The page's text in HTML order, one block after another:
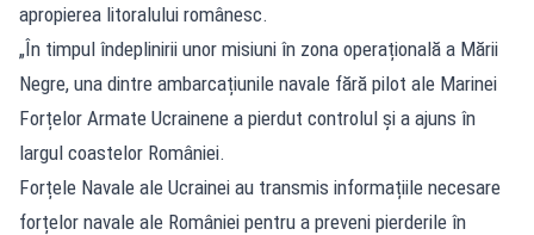
apropierea litoralului românesc.
„În timpul îndeplinirii unor misiuni în zona operațională a Mării
Negre, una dintre ambarcațiunile navale fără pilot ale Marinei
Forțelor Armate Ucrainene a pierdut controlul și a ajuns în
largul coastelor României.
Forțele Navale ale Ucrainei au transmis informațiile necesare
forțelor navale ale României pentru a preveni pierderile în